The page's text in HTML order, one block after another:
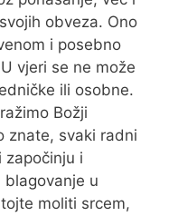
obveza. Ono
i posebno
vjeri se ne može
ili osobne.
Božji
znate, svaki radni
započinju i
blagovanje u
moliti srcem,